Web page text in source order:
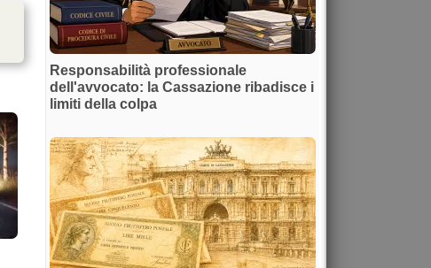
Responsabilità professionale
dell'avvocato: la Cassazione ribadisce i
limiti della colpa